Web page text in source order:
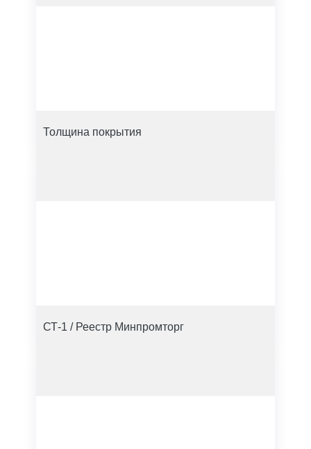
Толщина покрытия
СТ-1 / Реестр Минпромторг